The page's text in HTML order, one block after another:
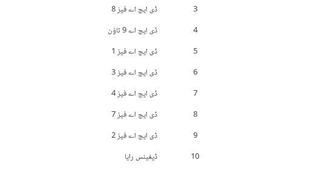
3
ڈی ایچ اے فیز 8
4
ڈی ایچ اے 9 ٹاؤن
5
ڈی ایچ اے فیز 1
6
ڈی ایچ اے فیز 3
7
ڈی ایچ اے فیز 4
8
ڈی ایچ اے فیز 7
9
ڈی ایچ اے فیز 2
10
ڈیفینس رایا